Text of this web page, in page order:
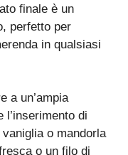
finale è un
perfetto per
in qualsiasi
a un’ampia
di
o mandorla
o un filo di